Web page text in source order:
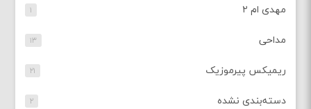
مهدی ام ۲ ۱
مداحی ۱۳
ریمیکس پیرموزیک ۲۱
دسته‌بندی نشده ۲